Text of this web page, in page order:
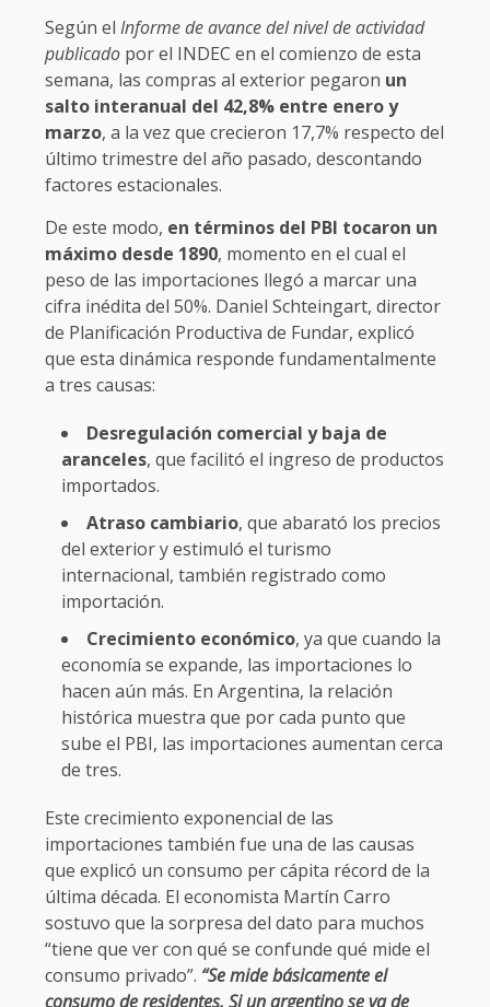
Según el Informe de avance del nivel de actividad
publicado por el INDEC en el comienzo de esta
semana, las compras al exterior pegaron un
salto interanual del 42,8% entre enero y
marzo, a la vez que crecieron 17,7% respecto del
último trimestre del año pasado, descontando
factores estacionales.
De este modo, en términos del PBI tocaron un
máximo desde 1890, momento en el cual el
peso de las importaciones llegó a marcar una
cifra inédita del 50%. Daniel Schteingart, director
de Planificación Productiva de Fundar, explicó
que esta dinámica responde fundamentalmente
a tres causas:
Desregulación comercial y baja de
aranceles, que facilitó el ingreso de productos
importados.
Atraso cambiario, que abarató los precios
del exterior y estimuló el turismo
internacional, también registrado como
importación.
Crecimiento económico, ya que cuando la
economía se expande, las importaciones lo
hacen aún más. En Argentina, la relación
histórica muestra que por cada punto que
sube el PBI, las importaciones aumentan cerca
de tres.
Este crecimiento exponencial de las
importaciones también fue una de las causas
que explicó un consumo per cápita récord de la
última década. El economista Martín Carro
sostuvo que la sorpresa del dato para muchos
“tiene que ver con qué se confunde qué mide el
consumo privado”. “Se mide básicamente el
consumo de residentes. Si un argentino se va de